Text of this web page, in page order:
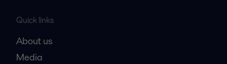
Quick links
About us
Media